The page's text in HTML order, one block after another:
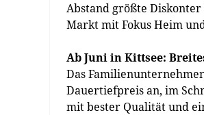
Abstand größte
Markt mit Fokus Heim
Ab Juni in Kittsee:
Das
Dauertiefpreis an, im
mit bester Qualität und